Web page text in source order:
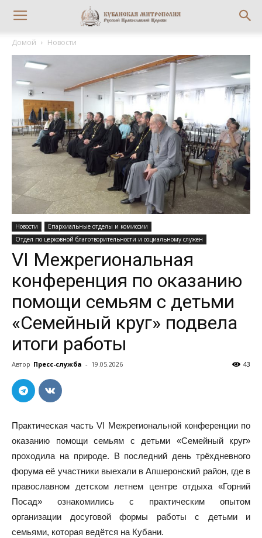
Домой Новости
Новости
Епархиальные отделы и комиссии
Отдел по церковной благотворительности и социальному служен
VI Межрегиональная
конференция по оказанию
помощи семьям с детьми
«Семейный круг» подвела
итоги работы
Автор Пресс-служба - 19.05.2026 43
Практическая часть VI Межрегиональной конференции по
оказанию помощи семьям с детьми «Семейный круг»
проходила на природе. В последний день трёхдневного
форума её участники выехали в Апшеронский район, где в
православном детском летнем центре отдыха «Горний
Посад» ознакомились с практическим опытом
организации досуговой формы работы с детьми и
семьями, которая ведётся на Кубани.